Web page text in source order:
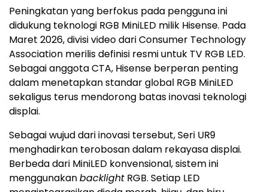
Peningkatan yang berfokus pada pengguna ini
didukung teknologi RGB MiniLED milik Hisense. Pada
Maret 2026, divisi video dari Consumer Technology
Association merilis definisi resmi untuk TV RGB LED.
Sebagai anggota CTA, Hisense berperan penting
dalam menetapkan standar global RGB MiniLED
sekaligus terus mendorong batas inovasi teknologi
displai.
Sebagai wujud dari inovasi tersebut, Seri UR9
menghadirkan terobosan dalam rekayasa displai.
Berbeda dari MiniLED konvensional, sistem ini
menggunakanbacklight RGB. Setiap LED